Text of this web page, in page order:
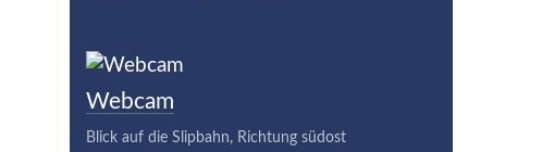
Webcam
Blick auf die Slipbahn, Richtung südost